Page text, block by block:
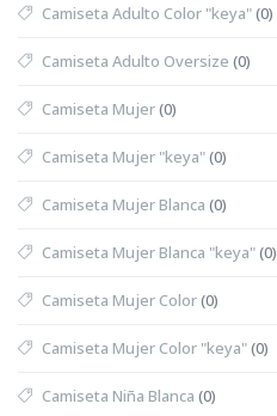
Camiseta Adulto Color "keya"(0)
Camiseta Adulto Oversize (0)
Camiseta Mujer(0)
Camiseta Mujer "keya"(0)
Camiseta Mujer Blanca (0)
Camiseta Mujer Blanca "keya"(0)
Camiseta Mujer Color(0)
Camiseta Mujer Color "keya"(0)
Camiseta Niña Blanca (0)